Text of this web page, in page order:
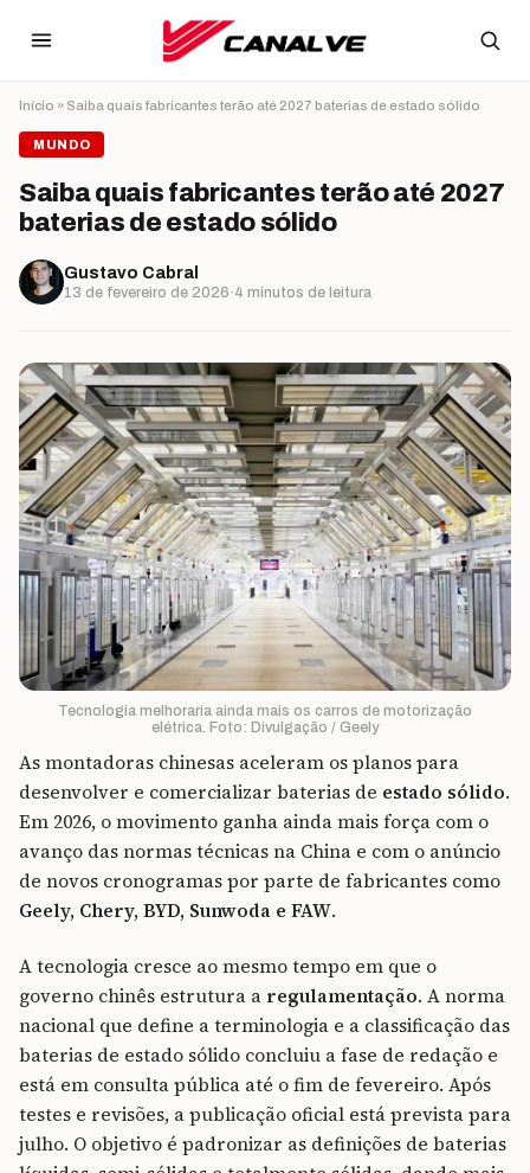
Início » Saiba quais fabricantes terão até 2027 baterias de estado sólido
MUNDO
Saiba quais fabricantes terão até 2027
baterias de estado sólido
Gustavo Cabral
13 de fevereiro de 2026·4 minutos de leitura
Tecnologia melhoraria ainda mais os carros de motorização
elétrica. Foto: Divulgação / Geely
As montadoras chinesas aceleram os planos para
desenvolver e comercializar baterias de estado sólido.
Em 2026, o movimento ganha ainda mais força com o
avanço das normas técnicas na China e com o anúncio
de novos cronogramas por parte de fabricantes como
Geely, Chery, BYD, Sunwoda e FAW.
A tecnologia cresce ao mesmo tempo em que o
governo chinês estrutura a regulamentação. A norma
nacional que define a terminologia e a classificação das
baterias de estado sólido concluiu a fase de redação e
está em consulta pública até o fim de fevereiro. Após
testes e revisões, a publicação oficial está prevista para
julho. O objetivo é padronizar as definições de baterias